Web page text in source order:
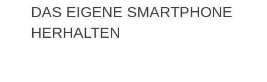
DAS EIGENE SMARTPHONE
HERHALTEN